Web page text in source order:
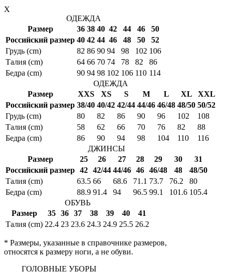
X
ОДЕЖДА
Размер
36 38 40 42 44 46
50
Российский размер 40 42 44 46 48 50
52
Грудь (cm)
82 86 90 94 98 102 106
Талия (cm)
64 66 70 74 78 82
86
Бедра (cm)
90 94 98 102 106 110 114
ОДЕЖДА
Размер
XXS XS S M L XL
XXL
Российский размер 38/40 40/42 42/44 44/46 46/48 48/50 50/52
Грудь (cm)
80 82 86 90 96 102
108
Талия (cm)
58 62 66 70 76 82
88
Бедра (cm)
86 90 94 98 104 110
116
ДЖИНСЫ
Размер
25 26 27 28 29 30
31
Российский размер 42 42/44 44/46 46 46/48 48
48/50
Талия (cm)
63.5 66 68.6 71.1 73.7 76.2
80
Бедра (cm)
88.9 91.4 94 96.5 99.1 101.6 105.4
ОБУВЬ
Размер
35 36 37 38 39 40
41
Талия (cm) 22.4 23 23.6 24.3 24.9 25.5 26.2
* Размеры, указанные в справочнике размеров,
относятся к размеру ноги, а не обуви.
ГОЛОВНЫЕ УБОРЫ